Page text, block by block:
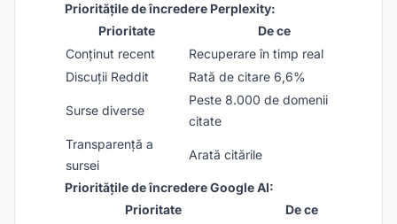
Prioritățile de încredere Perplexity:
Prioritate
De ce
Conținut recent
Recuperare în timp real
Discuții Reddit
Rată de citare 6,6%
Surse diverse
Peste 8.000 de domenii
citate
Transparență a
sursei
Arată citările
Prioritățile de încredere Google AI:
Prioritate
De ce